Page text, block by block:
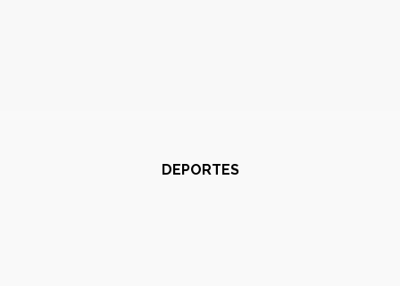
DEPORTES